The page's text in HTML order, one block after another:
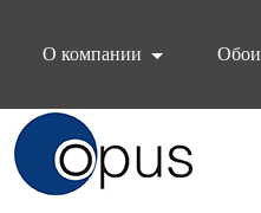
О компании
Обои
Блок поиска